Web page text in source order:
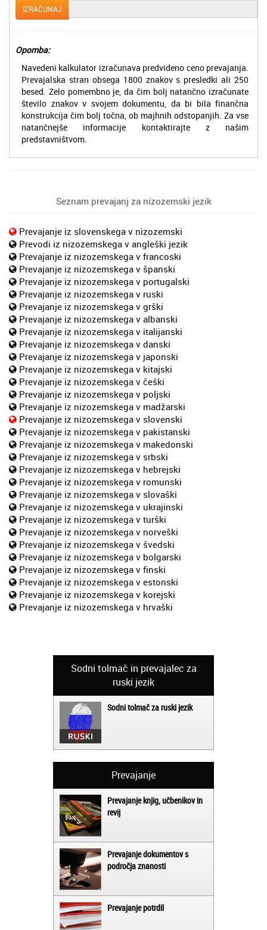
IZRAČUNAJ
Opomba:
Navedeni kalkulator izračunava predvideno ceno prevajanja.
Prevajalska stran obsega 1800 znakov s presledki ali 250
besed. Zelo pomembno je, da čim bolj natančno izračunate
število znakov v svojem dokumentu, da bi bila finančna
konstrukcija čim bolj točna, ob majhnih odstopanjih. Za vse
natančnejše informacije kontaktirajte z našim
predstavništvom.
Seznam prevajanj za nizozemski jezik
Prevajanje iz slovenskega v nizozemski
Prevodi iz nizozemskega v angleški jezik
Prevajanje iz nizozemskega v francoski
Prevajanje iz nizozemskega v španski
Prevajanje iz nizozemskega v portugalski
Prevajanje iz nizozemskega v ruski
Prevajanje iz nizozemskega v grški
Prevajanje iz nizozemskega v albanski
Prevajanje iz nizozemskega v italijanski
Prevajanje iz nizozemskega v danski
Prevajanje iz nizozemskega v japonski
Prevajanje iz nizozemskega v kitajski
Prevajanje iz nizozemskega v češki
Prevajanje iz nizozemskega v poljski
Prevajanje iz nizozemskega v madžarski
Prevajanje iz nizozemskega v slovenski
Prevajanje iz nizozemskega v pakistanski
Prevajanje iz nizozemskega v makedonski
Prevajanje iz nizozemskega v srbski
Prevajanje iz nizozemskega v hebrejski
Prevajanje iz nizozemskega v romunski
Prevajanje iz nizozemskega v slovaški
Prevajanje iz nizozemskega v ukrajinski
Prevajanje iz nizozemskega v turški
Prevajanje iz nizozemskega v norveški
Prevajanje iz nizozemskega v švedski
Prevajanje iz nizozemskega v bolgarski
Prevajanje iz nizozemskega v finski
Prevajanje iz nizozemskega v estonski
Prevajanje iz nizozemskega v korejski
Prevajanje iz nizozemskega v hrvaški
Sodni tolmač in prevajalec za
ruski jezik
Sodni tolmač za ruski jezik
Prevajanje
Prevajanje knjig, učbenikov in
revij
Prevajanje dokumentov s
področja znanosti
Prevajanje potrdil